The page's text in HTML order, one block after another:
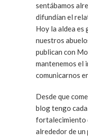
sentábamos
difundían el
Hoy la aldea es
nuestros
publican con
mantenemos el
comunicarnos
Desde que
blog tengo
fortalecimiento
alrededor de un